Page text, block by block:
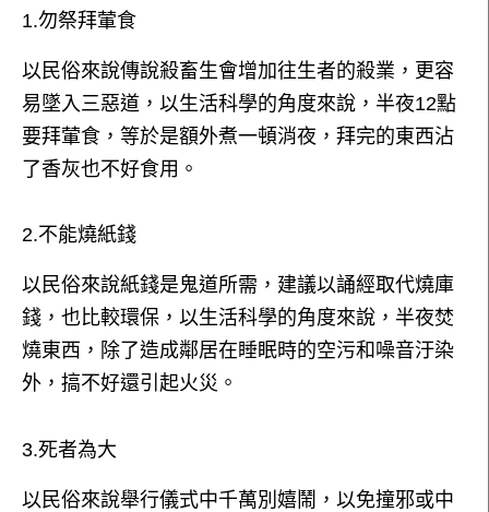
1.勿祭拜葷食
以民俗來說傳說殺畜生會增加往生者的殺業，更容
易墜入三惡道，以生活科學的角度來說，半夜12點
要拜葷食，等於是額外煮一頓消夜，拜完的東西沾
了香灰也不好食用。
2.不能燒紙錢
以民俗來說紙錢是鬼道所需，建議以誦經取代燒庫
錢，也比較環保，以生活科學的角度來說，半夜焚
燒東西，除了造成鄰居在睡眠時的空污和噪音汙染
外，搞不好還引起火災。
3.死者為大
以民俗來說舉行儀式中千萬別嬉鬧，以免撞邪或中